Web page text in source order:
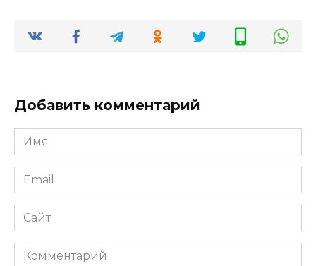
Добавить комментарий
Имя
*
Email
*
Сайт
Комментарий